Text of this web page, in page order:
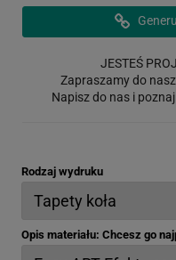
JESTEŚ
Zapraszamy do
Napisz do nas i
Rodzaj wydruku
Opis materiału: Chcesz go